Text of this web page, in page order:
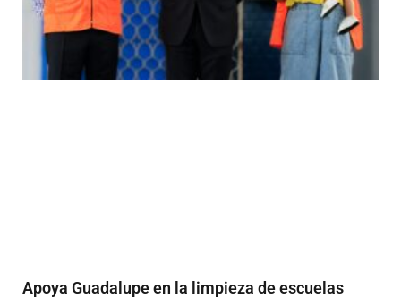
Apoya Guadalupe en la limpieza de escuelas